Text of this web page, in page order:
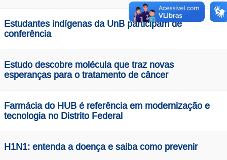
Estudantes indígenas da UnB participam de
conferência
Estudo descobre molécula que traz novas
esperanças para o tratamento de câncer
Farmácia do HUB é referência em modernização e
tecnologia no Distrito Federal
H1N1: entenda a doença e saiba como prevenir